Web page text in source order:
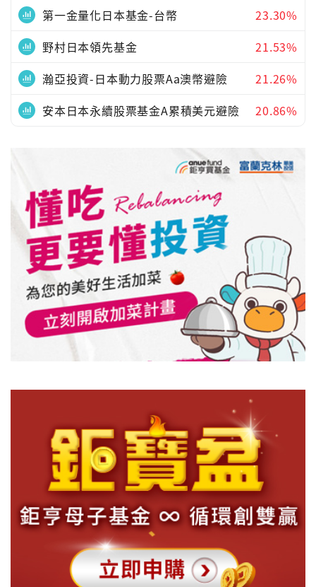
第一金量化日本基金-台幣
23.30%
野村日本領先基金
21.53%
瀚亞投資-日本動力股票Aa澳幣避險
21.26%
安本日本永續股票基金A累積美元避險
20.86%